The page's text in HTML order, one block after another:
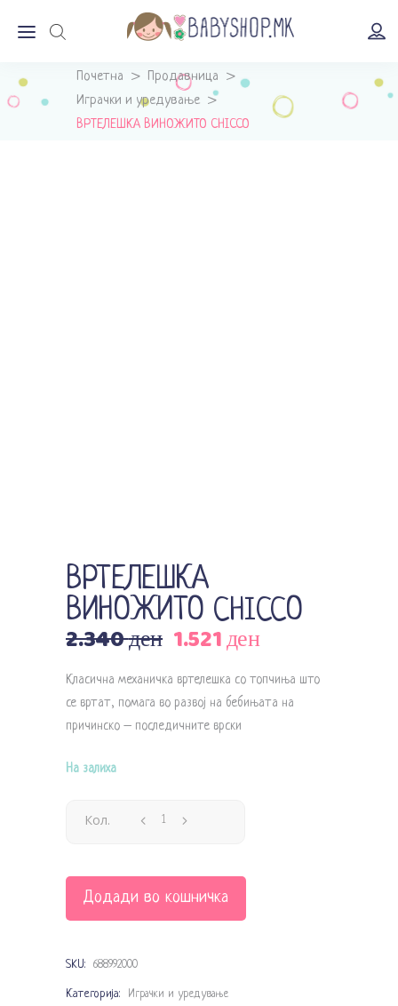
Почетна > Продавница >
Играчки и уредување >
ВРТЕЛЕШКА ВИНОЖИТО CHICCO
ВРТЕЛЕШКА
ВИНОЖИТО CHICCO
2.340ден Original
was:
2.340 ден.
1.521денCurrent
is:
1.521 ден.
Класична механичка вртелешка со топчиња што
се вртат, помага во развој на бебињата на
причинско – последичните врски
На залиха
Кол.
Додади во кошничка
SKU: 688992000
Категорија: Играчки и уредување